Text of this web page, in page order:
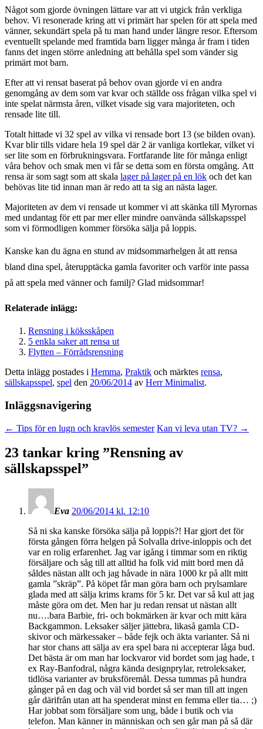
Något som gjorde övningen lättare var att vi utgick från verkliga
behov. Vi resonerade kring att vi primärt har spelen för att spela med
vänner, sekundärt spela på tu man hand under längre resor. Eftersom
eventuellt spelande med framtida barn ligger många år fram i tiden
fanns det ingen större anledning att behålla spel som vänder sig
primärt mot barn.
Efter att vi rensat baserat på behov ovan gjorde vi en andra
genomgång av dem som var kvar och ställde oss frågan vilka spel vi
inte spelat närmsta åren, vilket visade sig vara majoriteten, och
rensade lite till.
Totalt hittade vi 32 spel av vilka vi rensade bort 13 (se bilden ovan).
Kvar blir tills vidare hela 19 spel där 2 är vanliga kortlekar, vilket vi
ser lite som en förbrukningsvara. Fortfarande lite för många enligt
våra behov och smak men vi får se detta som en första omgång. Att
rensa är som sagt som att skala lager på lager på en lök och det kan
behövas lite tid innan man är redo att ta sig an nästa lager.
Majoriteten av dem vi rensade ut kommer vi att skänka till Myrornas
med undantag för ett par mer eller mindre oanvända sällskapsspel
som vi förmodligen kommer försöka sälja på loppis.
Kanske kan du ägna en stund av midsommarhelgen åt att rensa
bland dina spel, återupptäcka gamla favoriter och varför inte passa
på att spela med vänner och familj? Glad midsommar!
Relaterade inlägg:
Rensning i köksskåpen
5 enkla saker att rensa ut
Flytten – Förrådsrensning
Detta inlägg postades i Hemma, Praktik och märktes rensa,
sällskapsspel, spel den 20/06/2014 av Herr Minimalist.
Inläggsnavigering
← Tips för en lugn och kravlös semester Kan vi leva utan TV? →
23 tankar kring ”Rensning av
sällskapsspel”
Eva 20/06/2014 kl. 12:10
Så ni ska kanske försöka sälja på loppis?! Har gjort det för
första gången förra helgen på Solvalla drive-inloppis och det
var en rolig erfarenhet. Jag var igång i timmar som en riktig
försäljare och såg till att alltid ha folk vid mitt bord men då
såldes nästan allt och jag håvade in nära 1000 kr på allt mitt
gamla ”skräp”. På köpet får man göra barn och prylsamlare
glada med att sälja krims krams för 5 kr. Det var så kul att jag
måste göra om det. Men har ju redan rensat ut nästan allt
nu….bara Barbie, fri- och bokmärken är kvar och mitt kära
Backgammon. Leksaker säljer jättebra, likaså gamla CD-
skivor och märkessaker – både fejk och äkta varianter. Så ni
har stor chans att sälja av era spel bara ni accepterar låga bud.
Det bästa är om man har lockvaror vid bordet som jag hade, t
ex Ray-Banfodral, några kända designprylar, retroleksaker,
tidlösa varianter av bruksföremål. Dessa tummas på hundra
gånger på en dag och väl vid bordet så ser man till att ingen
går därifrån utan att ha spenderat minst en femma eller tia… ;)
Har jobbat som försäljare som ung, både i butik och via
telefon. Man känner in människan och sen går man på så där